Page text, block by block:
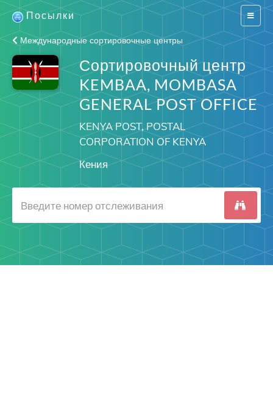
Switch
Посылки
Международные сортировочные центры
Сортировочный центр
KEMBAA, MOMBASA
GENERAL POST OFFICE
KENYA POST, POSTAL
CORPORATION OF KENYA
Кения